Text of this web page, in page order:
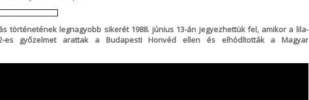
történetének legnagyobb sikerét 1988. június 13-án jegyezhettük fel, amikor a lila-
es győzelmet arattak a Budapesti Honvéd ellen és elhódították a Magyar